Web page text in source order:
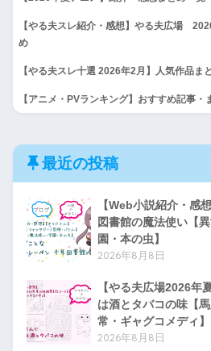
【やる夫スレ紹介・感想】やる夫広場
め
【やる夫スレ十選 2026年2月】人気作品ま
【アニメ・PVランキング】おすすめ記事・
最近の投稿
【Web小説紹介・感
図書館の魔法使い【
園・本の虫】
2026年8月8日
【やる夫広場2026年
は酒とタバコの味【
常・ギャグコメディ】
2026年8月8日